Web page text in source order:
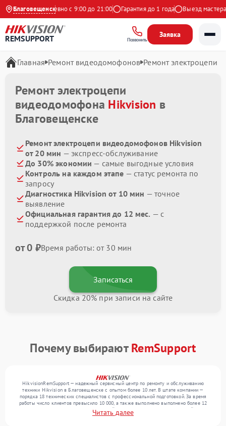
Благовещенск
Ежедневно с 9:00 до 21:00 Гарантия до 1 года Выезд мастера
REMSUPPORT Позвонить
Заявка
Главная Ремонт видеодомофонов Ремонт электроцепи
Ремонт электроцепи
видеодомофона Hikvision в
Благовещенске
Ремонт электроцепи видеодомофонов Hikvision
от 20 мин — экспресс-обслуживание
До 30% экономии — самые выгодные условия
Контроль на каждом этапе — статус ремонта по
запросу
Диагностика Hikvision от 10 мин — точное
выявление
Официальная гарантия до 12 мес. — с
поддержкой после ремонта
от 0 ₽Время работы: от 30 мин
Записаться
Скидка 20% при записи на сайте
Почему выбираютRemSupport
HikvisionRemSupport — надежный сервисный центр по ремонту и обслуживанию
техники Hikvision в Благовещенске с опытом более 10 лет. В штате компании —
порядка 18 технических специалистов с профессиональной подготовкой. За время
работы число клиентов превысило 10 000, а также выполнено выполнено более 12
000 ремонтов. Ежемесячно в сервисный центр поступает более 300 устройств,
включая , , . Мы устраняем поломки любой сложности и поддерживаем высокий
Читать далее